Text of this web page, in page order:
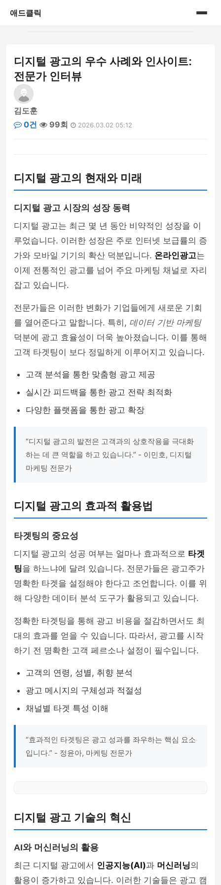
애드클릭
게시판
디지털 광고의 우수 사례와 인사이트:
전문가 인터뷰
김도훈
0건
99회 2026.03.02 05:12
디지털 광고의 현재와 미래
디지털 광고 시장의 성장 동력
디지털 광고는 최근 몇 년 동안 비약적인 성장을 이
루었습니다. 이러한 성장은 주로 인터넷 보급률의 증
가와 모바일 기기의 확산 덕분입니다. 온라인광고는
이제 전통적인 광고를 넘어 주요 마케팅 채널로 자리
잡고 있습니다.
전문가들은 이러한 변화가 기업들에게 새로운 기회
를 열어준다고 말합니다. 특히, 데이터 기반 마케팅
덕분에 광고 효율성이 더욱 높아졌습니다. 이를 통해
고객 타겟팅이 보다 정밀하게 이루어지고 있습니다.
고객 분석을 통한 맞춤형 광고 제공
실시간 피드백을 통한 광고 전략 최적화
다양한 플랫폼을 통한 광고 확장
“디지털 광고의 발전은 고객과의 상호작용을 극대화
하는 데 큰 역할을 하고 있습니다.” - 이민호, 디지털
마케팅 전문가
디지털 광고의 효과적 활용법
타겟팅의 중요성
디지털 광고의 성공 여부는 얼마나 효과적으로 타겟
팅을 하느냐에 달려 있습니다. 전문가들은 광고주가
명확한 타겟을 설정해야 한다고 조언합니다. 이를 위
해 다양한 데이터 분석 도구가 활용되고 있습니다.
정확한 타겟팅을 통해 광고 비용을 절감하면서도 최
대의 효과를 얻을 수 있습니다. 따라서, 광고를 시작
하기 전 명확한 고객 페르소나 설정이 필수입니다.
고객의 연령, 성별, 취향 분석
광고 메시지의 구체성과 적절성
채널별 타겟 특성 이해
“효과적인 타겟팅은 광고 성과를 좌우하는 핵심 요소
입니다.” - 정윤아, 마케팅 전문가
디지털 광고 기술의 혁신
AI와 머신러닝의 활용
최근 디지털 광고에서 인공지능(AI)과 머신러닝의
활용이 증가하고 있습니다. 이러한 기술들은 광고 캠